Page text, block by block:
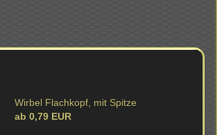
Wir­bel Flach­kopf, mit Spit­ze
ab 0,79 EUR